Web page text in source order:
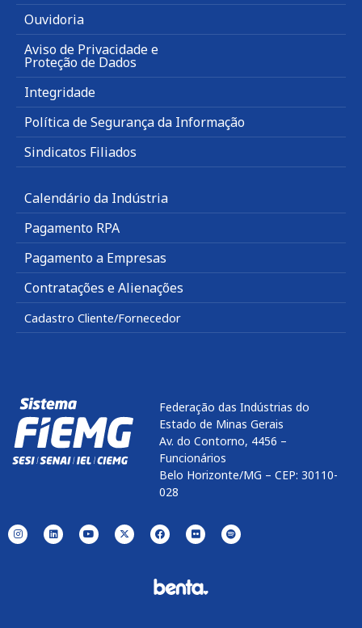
Ouvidoria
Aviso de Privacidade e
Proteção de Dados
Integridade
Política de Segurança da Informação
Sindicatos Filiados
Calendário da Indústria
Pagamento RPA
Pagamento a Empresas
Contratações e Alienações
Cadastro Cliente/Fornecedor
Federação das Indústrias do
Estado de Minas Gerais
Av. do Contorno, 4456 –
Funcionários
Belo Horizonte/MG – CEP: 30110-
028